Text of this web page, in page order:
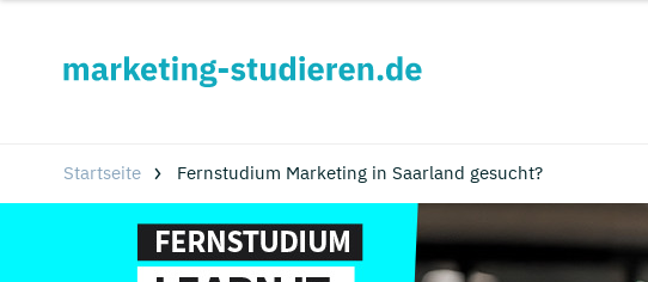
Startseite Fernstudium Marketing in Saarland gesucht?